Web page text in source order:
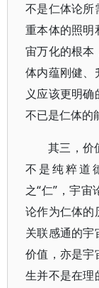
不是仁体论所
重本体的照明
宙万化的根本
体内蕴刚健、
义应该更明
不已是仁体的
其三，价
不是纯粹道
之“仁”，宇
论作为仁体的
关联感通的
价值，亦是宇
生并不是在理